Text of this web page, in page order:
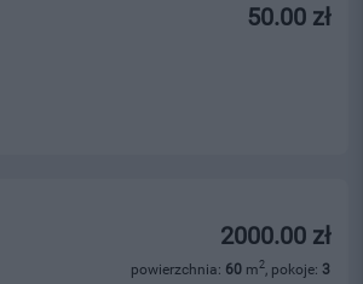
50.00 zł
2000.00 zł
powierzchnia: 60 m2, pokoje: 3